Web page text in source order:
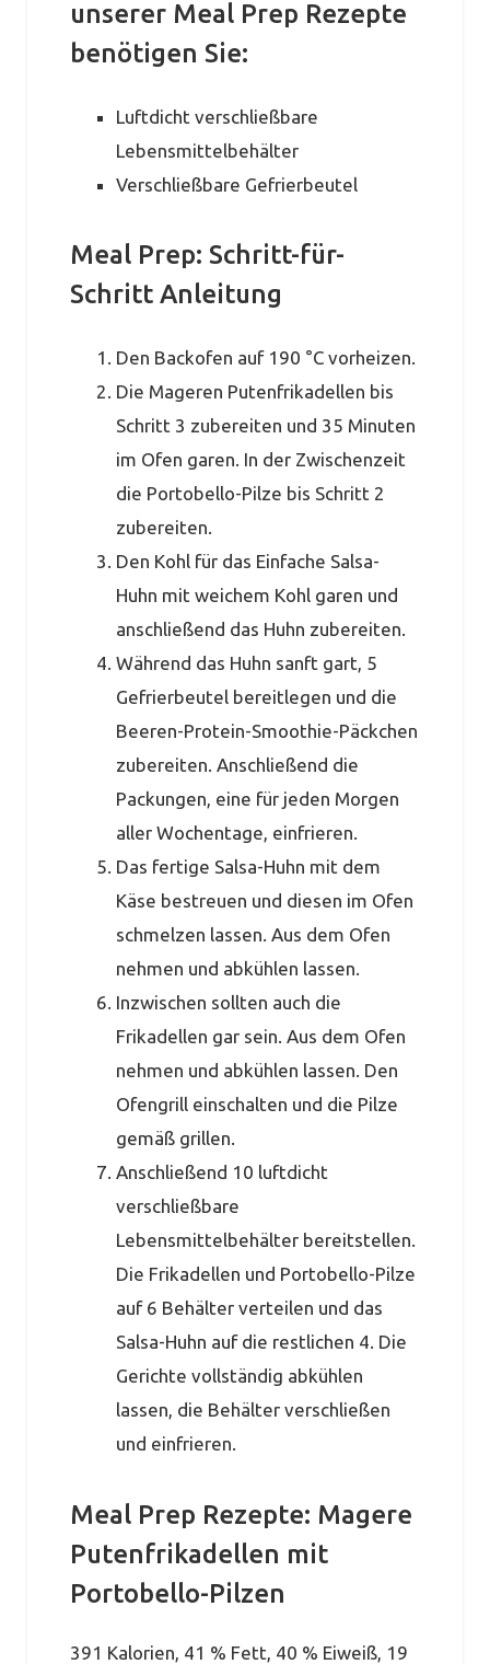
unserer Meal Prep Rezepte
benötigen Sie:
Luftdicht verschließbare
Lebensmittelbehälter
Verschließbare Gefrierbeutel
Meal Prep: Schritt-für-
Schritt Anleitung
Den Backofen auf 190 °C vorheizen.
Die Mageren Putenfrikadellen bis
Schritt 3 zubereiten und 35 Minuten
im Ofen garen. In der Zwischenzeit
die Portobello-Pilze bis Schritt 2
zubereiten.
Den Kohl für das Einfache Salsa-
Huhn mit weichem Kohl garen und
anschließend das Huhn zubereiten.
Während das Huhn sanft gart, 5
Gefrierbeutel bereitlegen und die
Beeren-Protein-Smoothie-Päckchen
zubereiten. Anschließend die
Packungen, eine für jeden Morgen
aller Wochentage, einfrieren.
Das fertige Salsa-Huhn mit dem
Käse bestreuen und diesen im Ofen
schmelzen lassen. Aus dem Ofen
nehmen und abkühlen lassen.
Inzwischen sollten auch die
Frikadellen gar sein. Aus dem Ofen
nehmen und abkühlen lassen. Den
Ofengrill einschalten und die Pilze
gemäß grillen.
Anschließend 10 luftdicht
verschließbare
Lebensmittelbehälter bereitstellen.
Die Frikadellen und Portobello-Pilze
auf 6 Behälter verteilen und das
Salsa-Huhn auf die restlichen 4. Die
Gerichte vollständig abkühlen
lassen, die Behälter verschließen
und einfrieren.
Meal Prep Rezepte: Magere
Putenfrikadellen mit
Portobello-Pilzen
391 Kalorien, 41 % Fett, 40 % Eiweiß, 19